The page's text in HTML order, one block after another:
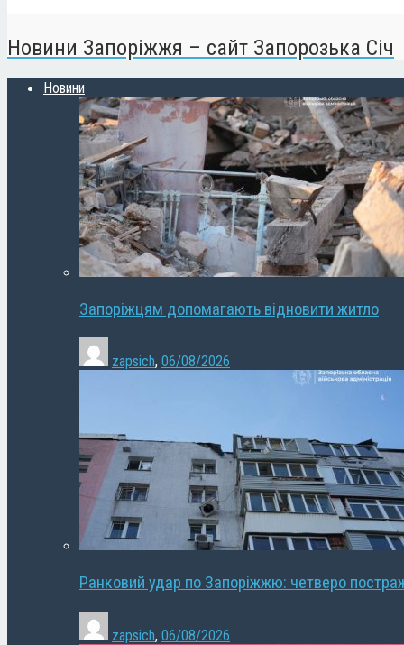
Новини Запоріжжя – сайт Запорозька Січ
Новини
Запоріжцям допомагають відновити житло
zapsich, 06/08/2026
Ранковий удар по Запоріжжю: четверо
zapsich, 06/08/2026